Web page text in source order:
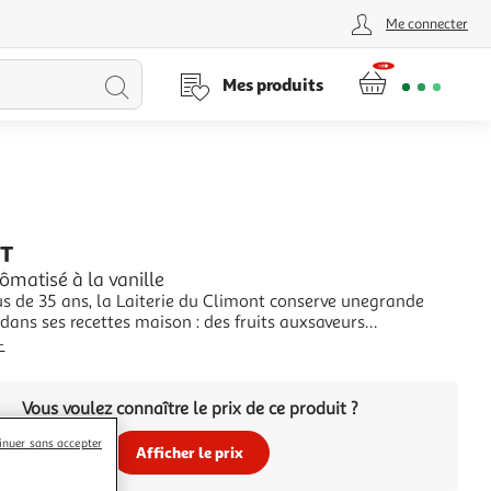
Me connecter
Lancer
Mes produits
à la vanille
de 35 ans, la Laiterie du Climont conserve unegrande
ses recettes maison : des fruits auxsaveurs
et du lait frais provenant de fermesde montagne du
entre l'Alsace et la Lorraine.Nous limitons les actions
afin de respecter lanatur
Vous voulez connaître le prix de ce produit ?
Afficher le prix
sans accepter